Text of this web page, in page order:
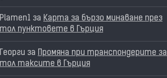
Plamen1 за Карта за бързо минаване през
тол пунктовете в Гърция
Георги за
Промяна при транспондерите за
тол таксите в Гърция